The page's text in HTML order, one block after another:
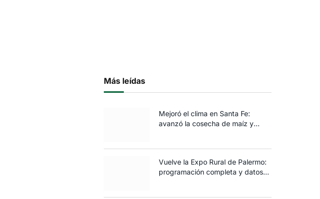
Más leídas
Mejoró el clima en Santa Fe:
avanzó la cosecha de maíz y
Vuelve la Expo Rural de Palermo:
programación completa y datos